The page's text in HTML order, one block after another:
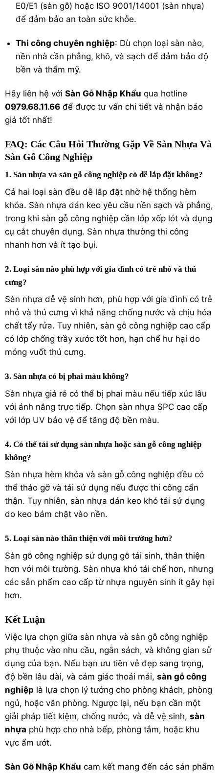
E0/E1 (sàn gỗ) hoặc ISO 9001/14001 (sàn nhựa)
để đảm bảo an toàn sức khỏe.
Thi công chuyên nghiệp: Dù chọn loại sàn nào,
nền nhà cần phẳng, khô, và sạch để đảm bảo độ
bền và thẩm mỹ.
Hãy liên hệ với Sàn Gỗ Nhập Khẩu qua hotline
0979.68.11.66 để được tư vấn chi tiết và nhận báo
giá tốt nhất!
FAQ: Các Câu Hỏi Thường Gặp Về Sàn Nhựa Và
Sàn Gỗ Công Nghiệp
1. Sàn nhựa và sàn gỗ công nghiệp có dễ lắp đặt không?
Cả hai loại sàn đều dễ lắp đặt nhờ hệ thống hèm
khóa. Sàn nhựa dán keo yêu cầu nền sạch và phẳng,
trong khi sàn gỗ công nghiệp cần lớp xốp lót và dụng
cụ cắt chuyên dụng. Sàn nhựa thường thi công
nhanh hơn và ít tạo bụi.
2. Loại sàn nào phù hợp với gia đình có trẻ nhỏ và thú
cưng?
Sàn nhựa dễ vệ sinh hơn, phù hợp với gia đình có trẻ
nhỏ và thú cưng vì khả năng chống nước và chịu hóa
chất tẩy rửa. Tuy nhiên, sàn gỗ công nghiệp cao cấp
có lớp chống trầy xước tốt hơn, hạn chế hư hại do
móng vuốt thú cưng.
3. Sàn nhựa có bị phai màu không?
Sàn nhựa giá rẻ có thể bị phai màu nếu tiếp xúc lâu
với ánh nắng trực tiếp. Chọn sàn nhựa SPC cao cấp
với lớp UV bảo vệ để tăng độ bền màu.
4. Có thể tái sử dụng sàn nhựa hoặc sàn gỗ công nghiệp
không?
Sàn nhựa hèm khóa và sàn gỗ công nghiệp đều có
thể tháo gỡ và tái sử dụng nếu được thi công cẩn
thận. Tuy nhiên, sàn nhựa dán keo khó tái sử dụng
do keo bám chặt vào nền.
5. Loại sàn nào thân thiện với môi trường hơn?
Sàn gỗ công nghiệp sử dụng gỗ tái sinh, thân thiện
hơn với môi trường. Sàn nhựa khó tái chế hơn, nhưng
các sản phẩm cao cấp từ nhựa nguyên sinh ít gây hại
hơn.
Kết Luận
Việc lựa chọn giữa sàn nhựa và sàn gỗ công nghiệp
phụ thuộc vào nhu cầu, ngân sách, và không gian sử
dụng của bạn. Nếu bạn ưu tiên vẻ đẹp sang trọng,
độ bền lâu dài, và cảm giác thoải mái, sàn gỗ công
nghiệp là lựa chọn lý tưởng cho phòng khách, phòng
ngủ, hoặc văn phòng. Ngược lại, nếu bạn cần một
giải pháp tiết kiệm, chống nước, và dễ vệ sinh, sàn
nhựa phù hợp cho nhà bếp, phòng tắm, hoặc khu
vực ẩm ướt.
Sàn Gỗ Nhập Khẩu cam kết mang đến các sản phẩm